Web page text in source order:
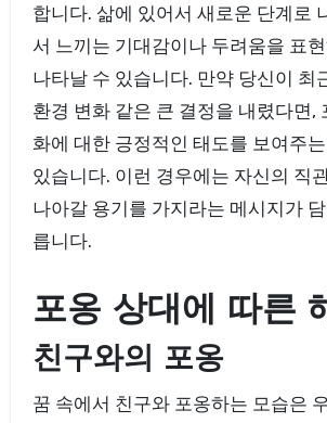
합니다. 삶에 있어서 새로운 단계로
서 느끼는 기대감이나 두려움을 표
나타날 수 있습니다. 만약 당신이 최
환경 변화 같은 큰 결정을 내렸다면,
화에 대한 긍정적인 태도를 보여주
있습니다. 이런 경우에는 자신의 직
나아갈 용기를 가지라는 메시지가
릅니다.
포옹 상대에 따른
친구와의 포옹
꿈 속에서 친구와 포옹하는 모습은